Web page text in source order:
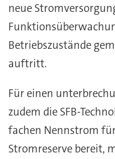
neue
Betriebszustände
auftritt.
Für einen
zudem die SFB-
fachen Nennstrom
Stromreserve bereit,